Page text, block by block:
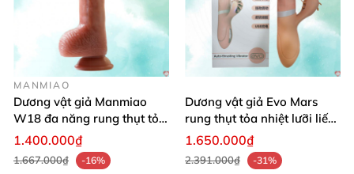
MANMIAO
Dương vật giả Manmiao
W18 đa năng rung thụt tỏa
nhiệt remote hiện đại
1.400.000₫
1.667.000₫
-16%
Dương vật giả Evo Mars
rung thụt tỏa nhiệt lưỡi liếm
massage
1.650.000₫
2.391.000₫
-31%